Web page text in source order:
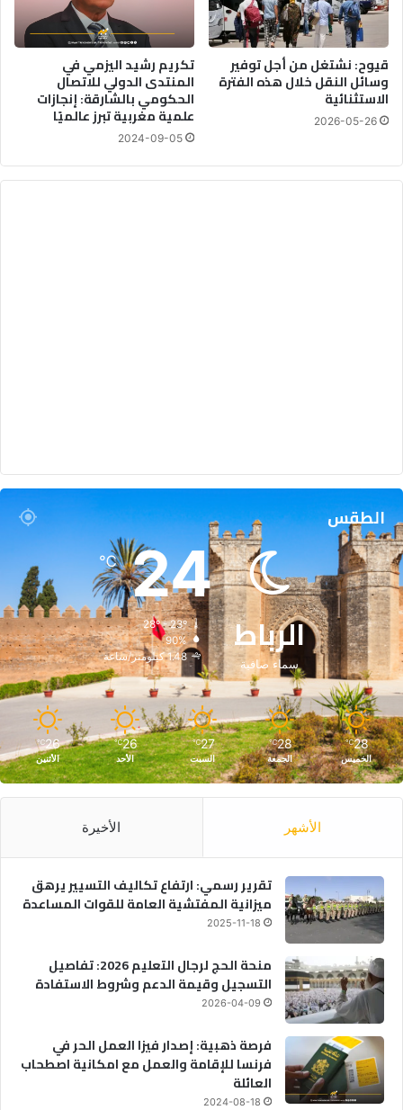
قيوح: نشتغل من أجل توفير
وسائل النقل خلال هذه الفترة
الاستثنائية
2026-05-26
تكريم رشيد اليزمي في
المنتدى الدولي للاتصال
الحكومي بالشارقة: إنجازات
علمية مغربية تبرز عالميًا
2024-09-05
الطقس
الرباط
سماء صافية
24
℃
28º - 23º
90%
1.48 كيلومتر/ساعة
28
℃
الخميس
28
℃
الجمعة
27
℃
السبت
26
℃
الأحد
26
℃
الأثنين
الأشهر الأخيرة
تقرير رسمي: ارتفاع تكاليف التسيير يرهق
ميزانية المفتشية العامة للقوات المساعدة
2025-11-18
منحة الحج لرجال التعليم 2026: تفاصيل
التسجيل وقيمة الدعم وشروط الاستفادة
2026-04-09
فرصة ذهبية: إصدار فيزا العمل الحر في
فرنسا للإقامة والعمل مع امكانية اصطحاب
العائلة
2024-08-18